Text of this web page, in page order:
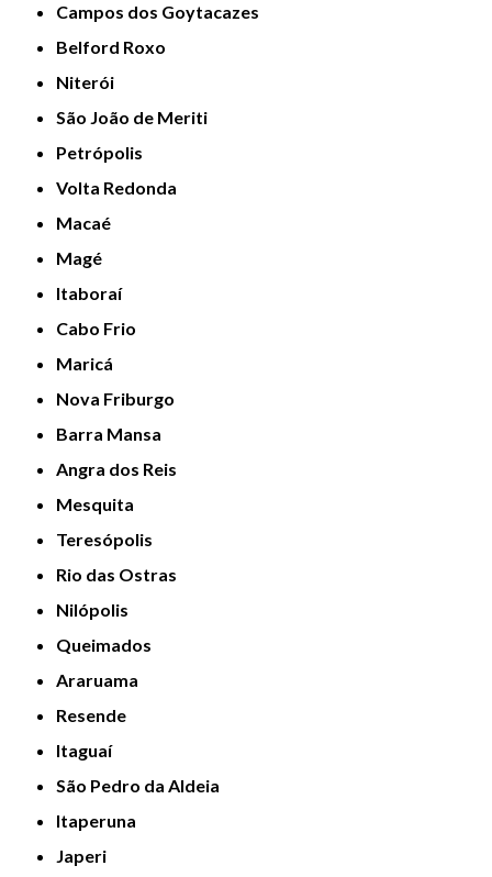
Campos dos Goytacazes
Belford Roxo
Niterói
São João de Meriti
Petrópolis
Volta Redonda
Macaé
Magé
Itaboraí
Cabo Frio
Maricá
Nova Friburgo
Barra Mansa
Angra dos Reis
Mesquita
Teresópolis
Rio das Ostras
Nilópolis
Queimados
Araruama
Resende
Itaguaí
São Pedro da Aldeia
Itaperuna
Japeri